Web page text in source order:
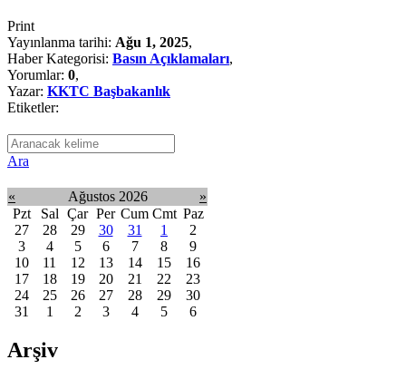
Print
Yayınlanma tarihi: Ağu 1, 2025,
Haber Kategorisi: Basın Açıklamaları,
Yorumlar: 0,
Yazar: KKTC Başbakanlık
Etiketler:
Ara
« Ağustos 2026
»
Pzt
Sal Çar Per Cum Cmt Paz
27
28 29 30 31 1
2
3
4 5 6 7 8
9
10
11 12 13 14 15
16
17
18 19 20 21 22
23
24
25 26 27 28 29
30
31
1 2 3 4 5 6
Arşiv